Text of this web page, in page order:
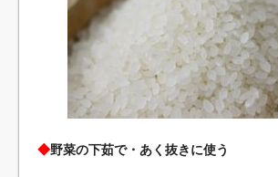
◆野菜の下茹で・あく抜きに使う